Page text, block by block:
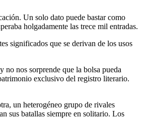
Un solo dato puede bastar como
holgadamente las trece mil entradas.
significados que se derivan de los usos
no nos sorprende que la bolsa pueda
exclusivo del registro literario.
un heterogéneo grupo de rivales
sus batallas siempre en solitario. Los